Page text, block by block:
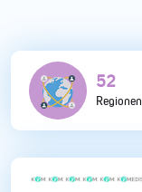
132
Regionen